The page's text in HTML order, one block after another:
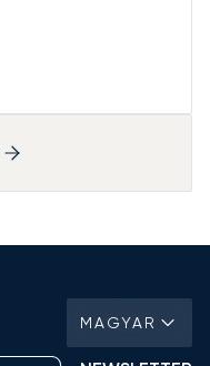
MAGYAR